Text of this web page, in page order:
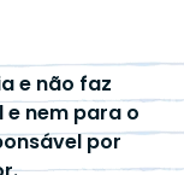
e não faz
e nem para o
por